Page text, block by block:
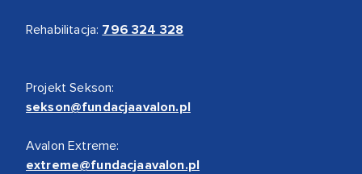
Rehabilitacja: 796 324 328
Projekt Sekson:
sekson@fundacjaavalon.pl
Avalon Extreme:
extreme@fundacjaavalon.pl